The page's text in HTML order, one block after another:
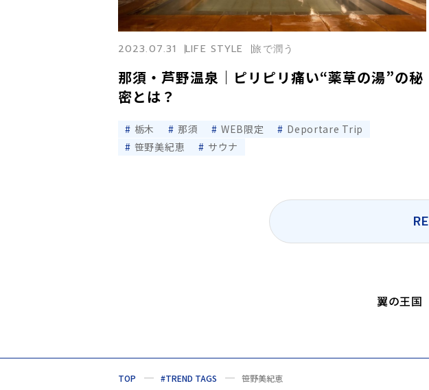
那須・芦野温泉｜ピリピリ痛い“薬草の湯”の秘
密とは？
2023.07.31 LIFE STYLE 旅で潤う
栃木 那須 WEB限定
Deportare Trip
笹野美紀恵
サウナ
翼の王国
TOP #TREND TAGS 笹野美紀恵